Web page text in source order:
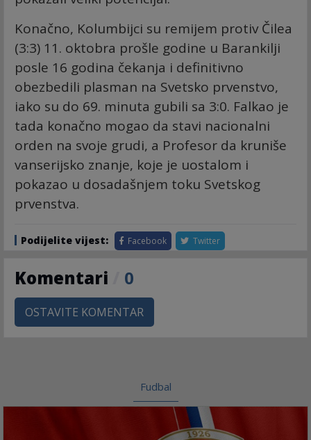
Konačno, Kolumbijci su remijem protiv Čilea
(3:3) 11. oktobra prošle godine u Barankilji
posle 16 godina čekanja i definitivno
obezbedili plasman na Svetsko prvenstvo,
iako su do 69. minuta gubili sa 3:0. Falkao je
tada konačno mogao da stavi nacionalni
orden na svoje grudi, a Profesor da kruniše
vanserijsko znanje, koje je uostalom i
pokazao u dosadašnjem toku Svetskog
prvenstva.
Podijelite vijest: Facebook Twitter
Komentari 0
OSTAVITE KOMENTAR
Fudbal